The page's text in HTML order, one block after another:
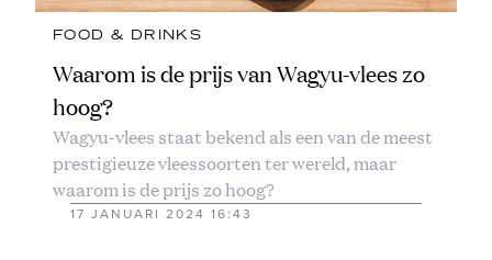
FOOD & DRINKS
Waarom is de prijs van Wagyu-vlees zo
hoog?
Wagyu-vlees staat bekend als een van de meest
prestigieuze vleessoorten ter wereld, maar
waarom is de prijs zo hoog?
17 JANUARI 2024 16:43